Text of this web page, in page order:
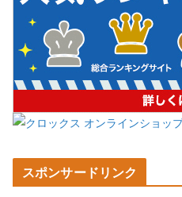
スポンサードリンク